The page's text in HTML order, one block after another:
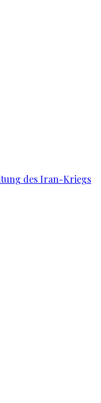
des Iran-Kriegs